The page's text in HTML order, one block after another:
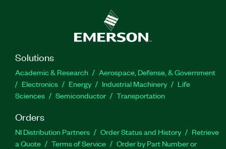
Solutions
Academic & Research
Aerospace, Defense, & Government
Electronics
Energy Industrial Machinery
Life
Sciences
Semiconductor Transportation
Orders
NI Distribution Partners Order Status and History
Retrieve
a Quote
Terms of Service
Order by Part Number or